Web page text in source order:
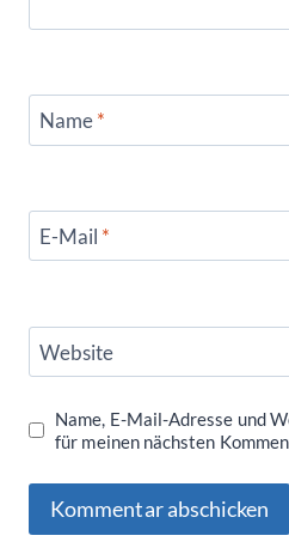
Name*
E-Mail *
Website
Name, E-Mail-Adresse und
für meinen nächsten